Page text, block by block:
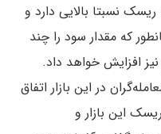
نشان دادیم. معامله در بازار Futures ریسک نسبتا بالایی دارد و
که مقدار سود را چند
نیز افزایش خواهد داد.
در این بازار اتفاق
این بازار و